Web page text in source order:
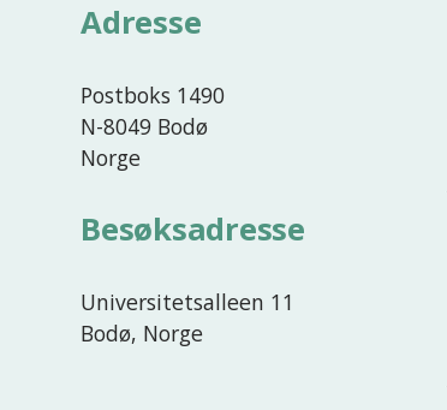
e
Adresse
Postboks 1490
N-8049 Bodø
Norge
Besøksadresse
Universitetsalleen 11
Bodø, Norge